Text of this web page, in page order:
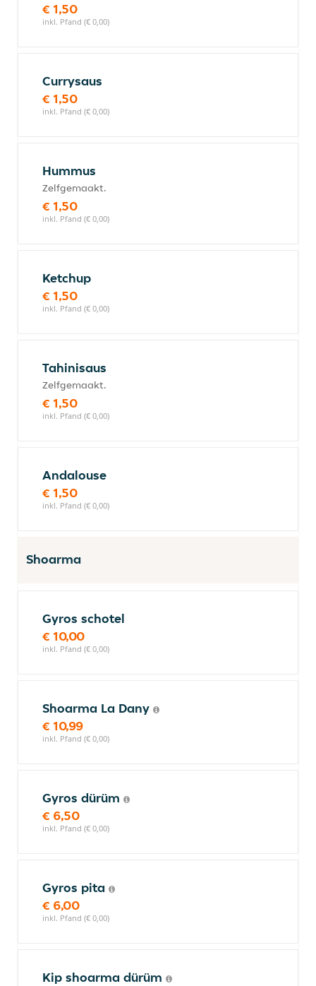
€ 1,50
inkl. Pfand (€ 0,00)
Currysaus
€ 1,50
inkl. Pfand (€ 0,00)
Hummus
Zelfgemaakt.
€ 1,50
inkl. Pfand (€ 0,00)
Ketchup
€ 1,50
inkl. Pfand (€ 0,00)
Tahinisaus
Zelfgemaakt.
€ 1,50
inkl. Pfand (€ 0,00)
Andalouse
€ 1,50
inkl. Pfand (€ 0,00)
Shoarma
Gyros schotel
€ 10,00
inkl. Pfand (€ 0,00)
Shoarma La Dany
€ 10,99
inkl. Pfand (€ 0,00)
Gyros dürüm
€ 6,50
inkl. Pfand (€ 0,00)
Gyros pita
€ 6,00
inkl. Pfand (€ 0,00)
Kip shoarma dürüm